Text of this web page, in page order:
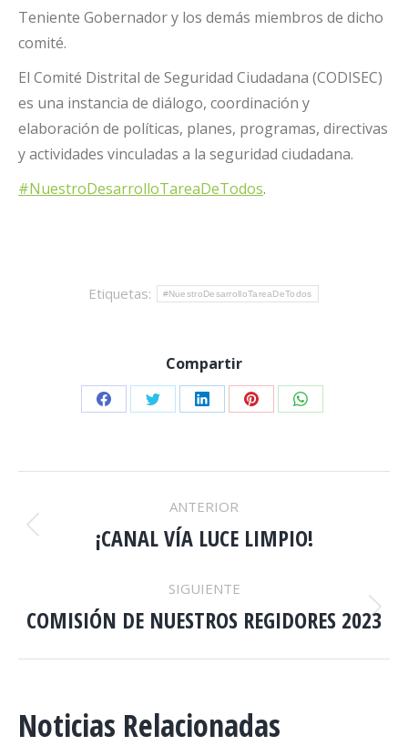
Teniente Gobernador y los demás miembros de dicho
comité.
El Comité Distrital de Seguridad Ciudadana (CODISEC)
es una instancia de diálogo, coordinación y
elaboración de políticas, planes, programas, directivas
y actividades vinculadas a la seguridad ciudadana.
#NuestroDesarrolloTareaDeTodos.
Etiquetas: #NuestroDesarrolloTareaDeTodos
Compartir
Share
Facebook
Share
Twitter
Share
LinkedIn
Share
Pinterest
Share
WhatsApp
NAVEGACIÓN
ENTRE
PUBLICACIONES
ANTERIOR
Publicación
¡CANAL VÍA LUCE LIMPIO!
SIGUIENTE
Publicación
COMISIÓN DE NUESTROS REGIDORES 2023
Noticias Relacionadas